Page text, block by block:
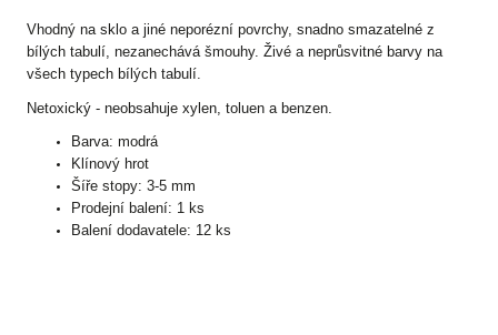
Vhodný na sklo a jiné neporézní povrchy, snadno smazatelné z
bílých tabulí, nezanechává šmouhy. Živé a neprůsvitné barvy na
všech typech bílých tabulí.
Netoxický - neobsahuje xylen, toluen a benzen.
Barva: modrá
Klínový hrot
Šíře stopy: 3-5 mm
Prodejní balení: 1 ks
Balení dodavatele: 12 ks